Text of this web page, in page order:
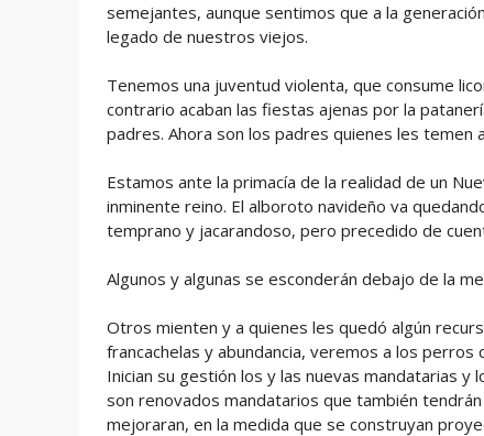
semejantes, aunque sentimos que a la
legado de nuestros viejos.
Tenemos una juventud violenta, que consume
contrario acaban las fiestas ajenas por la
padres. Ahora son los padres quienes les temen
Estamos ante la primacía de la realidad de un
inminente reino. El alboroto navideño va
temprano y jacarandoso, pero precedido de
Algunos y algunas se esconderán debajo de la
Otros mienten y a quienes les quedó algún
francachelas y abundancia, veremos a los
Inician su gestión los y las nuevas mandatarias
son renovados mandatarios que también
mejoraran, en la medida que se construyan